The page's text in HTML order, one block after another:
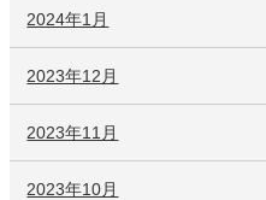
2024年1月
2023年12月
2023年11月
2023年10月